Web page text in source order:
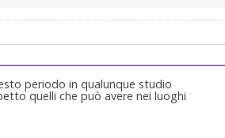
periodo in qualunque studio
quelli che può avere nei luoghi